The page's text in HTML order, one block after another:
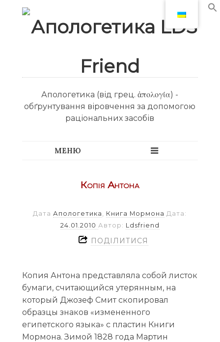
Апологетика (від грец. ἀπολογία) -
обґрунтування віровчення за допомогою
раціональних засобів
Копія Антона
ДатаАпологетика , Книга Мормона Дата:
24.01.2010 Автор: Ldsfriend
ПОДІЛИТИСЯ
Копия Антона представляла собой листок
бумаги, считающийся утерянным, на
который Джозеф Смит скопировал
образцы знаков «измененного
египетского языка» с пластин Книги
Мормона. Зимой 1828 года Мартин